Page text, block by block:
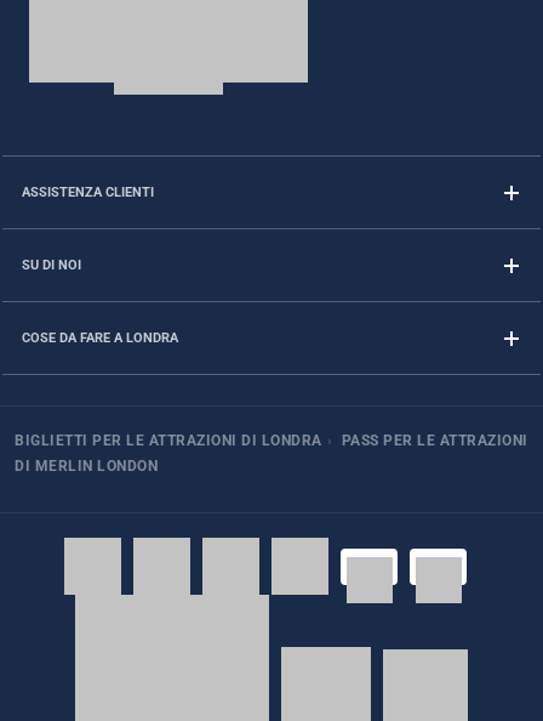
ASSISTENZA CLIENTI
SU DI NOI
COSE DA FARE A LONDRA
BIGLIETTI PER LE ATTRAZIONI DI LONDRA ›
PASS PER LE ATTRAZIONI
DI MERLIN LONDON